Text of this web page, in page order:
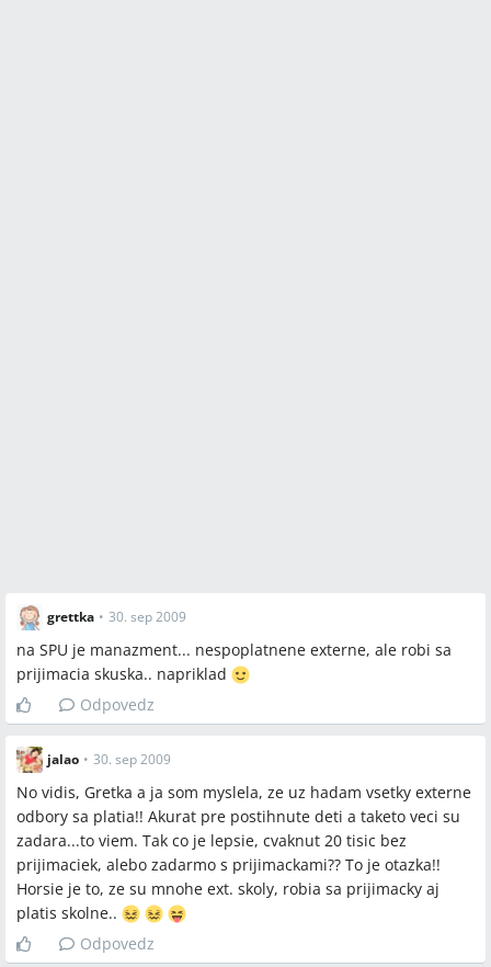
grettka • 30. sep 2009
na SPU je manazment... nespoplatnene externe, ale robi sa
prijimacia skuska.. napriklad
Odpovedz
jalao • 30. sep 2009
No vidis, Gretka a ja som myslela, ze uz hadam vsetky externe
odbory sa platia!! Akurat pre postihnute deti a taketo veci su
zadara...to viem. Tak co je lepsie, cvaknut 20 tisic bez
prijimaciek, alebo zadarmo s prijimackami?? To je otazka!!
Horsie je to, ze su mnohe ext. skoly, robia sa prijimacky aj
platis skolne..
Odpovedz